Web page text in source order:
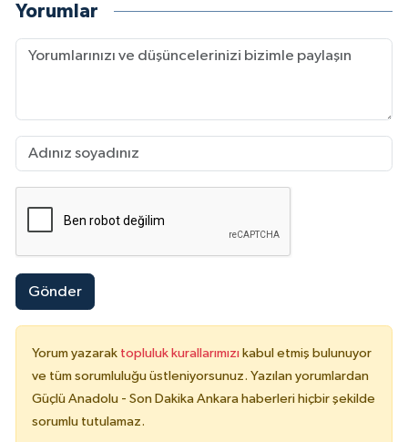
Yorumlar
Gönder
Yorum yazarak topluluk kurallarımızı kabul etmiş bulunuyor
ve tüm sorumluluğu üstleniyorsunuz. Yazılan yorumlardan
Güçlü Anadolu - Son Dakika Ankara haberleri hiçbir şekilde
sorumlu tutulamaz.